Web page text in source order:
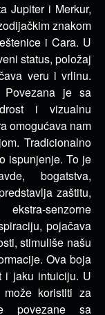
Jupiter i Merkur,
znakom
i Cara. U
status, položaj
veru i vrlinu.
Povezana je sa
i vizualnu
omogućava nam
Tradicionalno
ispunjenje. To je
bogatstva,
zaštitu,
senzorne
pojačava
stimuliše našu
Ova boja
i jaku intuiciju. U
koristiti za
povezane sa